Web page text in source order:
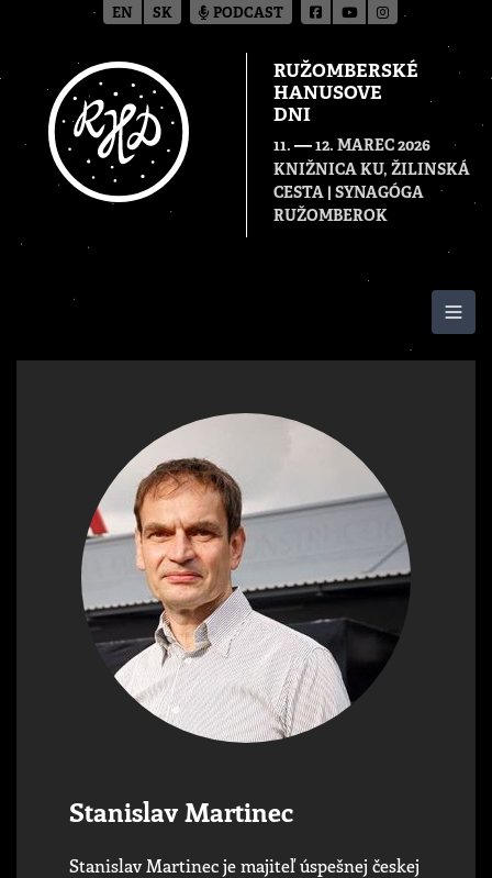
RUŽOMBERSKÉ
HANUSOVE
DNI
11. — 12. MAREC 2026
KNIŽNICA KU, ŽILINSKÁ
CESTA | SYNAGÓGA
RUŽOMBEROK
Stanislav Martinec
Stanislav Martinec je majiteľ úspešnej českej
EN SK PODCAST